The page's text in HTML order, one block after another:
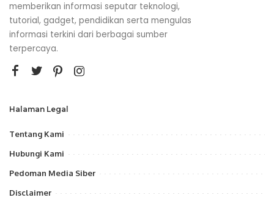
memberikan informasi seputar teknologi,
tutorial, gadget, pendidikan serta mengulas
informasi terkini dari berbagai sumber
terpercaya.
Halaman Legal
Tentang Kami
Hubungi Kami
Pedoman Media Siber
Disclaimer